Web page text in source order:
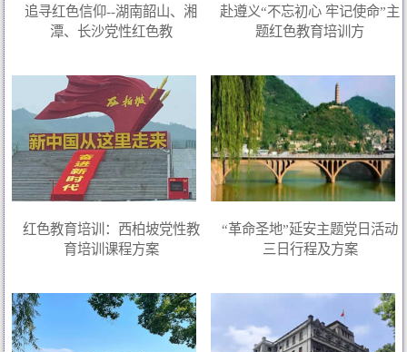
追寻红色信仰--湖南韶山、湘
潭、长沙党性红色教
赴遵义“不忘初心 牢记使命”主
题红色教育培训方
红色教育培训：西柏坡党性教
育培训课程方案
“革命圣地”延安主题党日活动
三日行程及方案